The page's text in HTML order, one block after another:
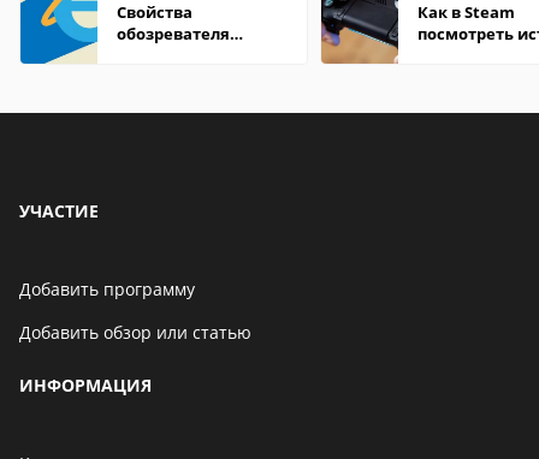
Свойства
обозревателя
Как в Steam
посмотреть
УЧАСТИЕ
Добавить программу
Добавить обзор или статью
ИНФОРМАЦИЯ